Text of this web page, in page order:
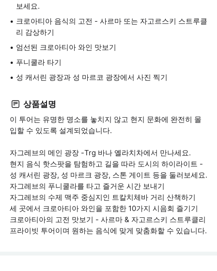
보세요.
크로아티아 음식의 고전 - 사르마 또는 자고르스키 스트루클
리 감상하기
엄선된 크로아티아 와인 맛보기
푸니쿨라 타기
성 캐서린 광장과 성 마르코 광장에서 사진 찍기
상품설명
이 투어는 유명한 명소를 놓치지 않고 현지 문화에 완전히 몰
입할 수 있도록 설계되었습니다.
자그레브의 메인 광장 -Trg 바나 옐라치차에서 만나세요.
현지 음식 핫스팟을 탐험하고 길을 따라 도시의 하이라이트 -
성 캐서린 광장, 성 마르크 광장, 스톤 게이트 등을 둘러보세요.
자그레브의 푸니쿨라를 타고 즐거운 시간 보내기
자그레브의 수제 맥주 중심지인 트칼치체바 거리 산책하기
세 곳에서 크로아티아 와인을 포함한 10가지 시음회 즐기기
크로아티아의 고전 맛보기 - 사르마 & 자고르스키 스트루클리
프라이빗 투어이며 원하는 음식에 맞게 맞춤화할 수 있습니다.